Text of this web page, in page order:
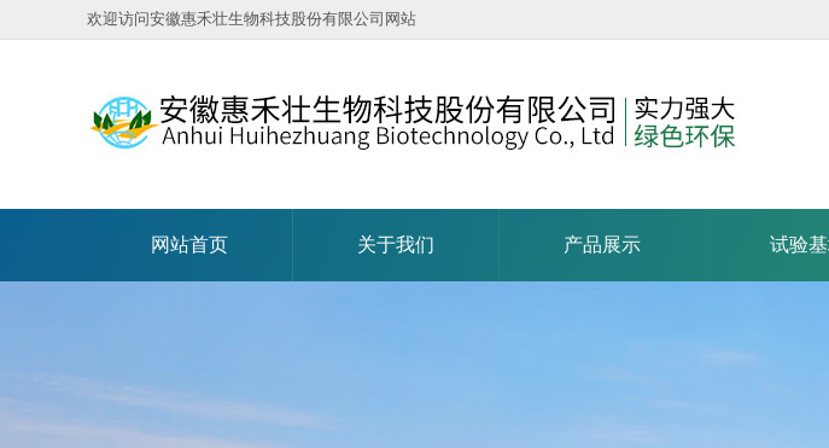
欢迎访问安徽惠禾壮生物科技股份有限公司网站
网站首页 关于我们 产品展示 试验